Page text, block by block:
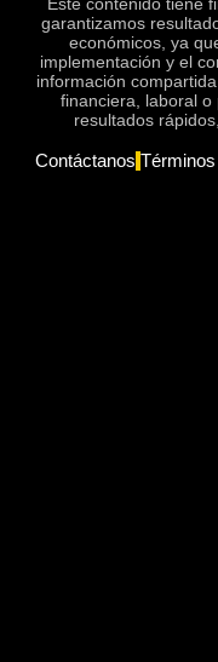
Este contenido tiene
garantizamos
económicos, ya
implementación y el
información
financiera, laboral o
resultados
Contáctanos